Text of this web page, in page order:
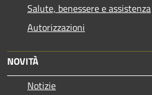
Salute, benessere e assistenza
Autorizzazioni
NOVITÀ
Notizie